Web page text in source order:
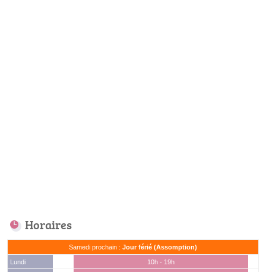
Horaires
Samedi prochain : Jour férié (Assomption)
Lundi
10h - 19h